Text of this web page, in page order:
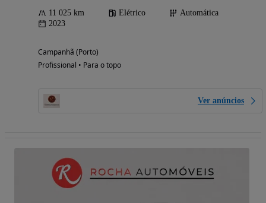
11 025 km Elétrico
Automática
2023
Campanhã (Porto)
Profissional • Para o topo
Ver anúncios